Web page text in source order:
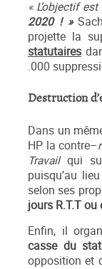
« L’objectif
2020 ! »
projette la
statutaires
.000
Destruction
Dans un
HP la contre–
Travailqui
puisqu’au
selon ses
jours R.T.T ou
Enfin, il
casse du
opposition et